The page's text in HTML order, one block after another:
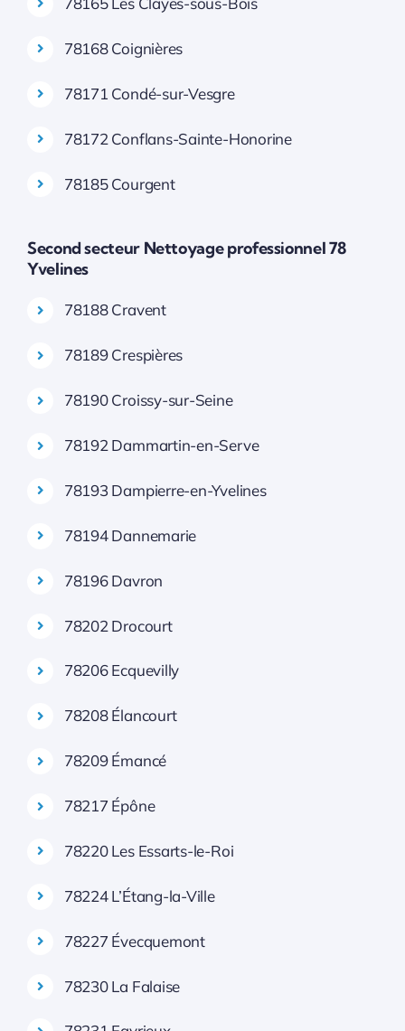
78168 Coignières
78171 Condé-sur-Vesgre
78172 Conflans-Sainte-Honorine
78185 Courgent
Second secteur Nettoyage professionnel 78
Yvelines
78188 Cravent
78189 Crespières
78190 Croissy-sur-Seine
78192 Dammartin-en-Serve
78193 Dampierre-en-Yvelines
78194 Dannemarie
78196 Davron
78202 Drocourt
78206 Ecquevilly
78208 Élancourt
78209 Émancé
78217 Épône
78220 Les Essarts-le-Roi
78224 L’Étang-la-Ville
78227 Évecquemont
78230 La Falaise